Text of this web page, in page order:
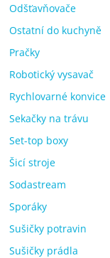
Odšťavňovače
Ostatní do kuchyně
Pračky
Robotický vysavač
Rychlovarné konvice
Sekačky na trávu
Set-top boxy
Šicí stroje
Sodastream
Sporáky
Sušičky potravin
Sušičky prádla